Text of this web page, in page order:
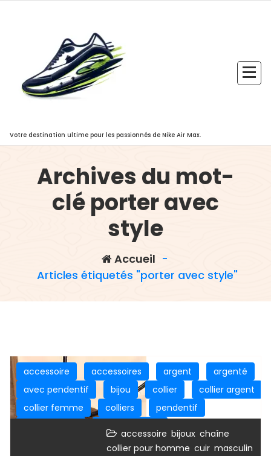
Votre destination ultime pour les passionnés de Nike Air Max.
Archives du mot-
clé porter avec
style
Accueil -
Articles étiquetés "porter avec style"
accessoire accessoires argent
argenté
avec pendentif
bijou collier
collier argent
collier femme
colliers
pendentif
pour hommes
accessoire bijoux chaîne
collier pour homme cuir masculin